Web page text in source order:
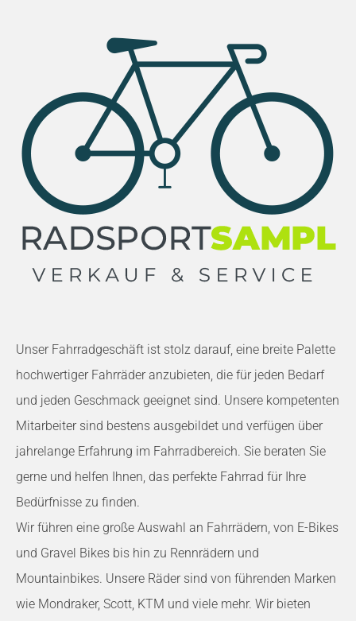
Unser Fahrradgeschäft ist stolz darauf, eine breite Palette
hochwertiger Fahrräder anzubieten, die für jeden Bedarf
und jeden Geschmack geeignet sind. Unsere kompetenten
Mitarbeiter sind bestens ausgebildet und verfügen über
jahrelange Erfahrung im Fahrradbereich. Sie beraten Sie
gerne und helfen Ihnen, das perfekte Fahrrad für Ihre
Bedürfnisse zu finden.
Wir führen eine große Auswahl an Fahrrädern, von E-Bikes
und Gravel Bikes bis hin zu Rennrädern und
Mountainbikes. Unsere Räder sind von führenden Marken
wie Mondraker, Scott, KTM und viele mehr. Wir bieten